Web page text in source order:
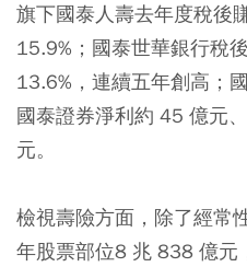
旗下國泰人壽去年度稅後
15.9%；國泰世華銀行稅
13.6%，連續五年創高；
國泰證券淨利約 45 億元
元。
檢視壽險方面，除了經常
年股票部位8 兆 838 億元